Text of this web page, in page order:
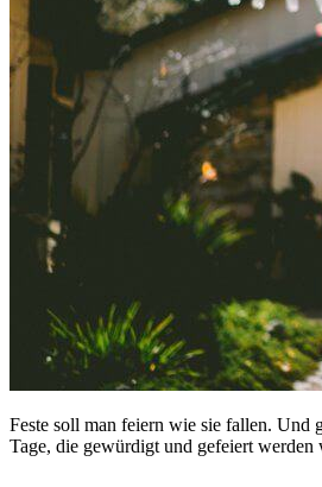
Feste soll man feiern wie sie fallen. Und
Tage, die gewürdigt und gefeiert werden